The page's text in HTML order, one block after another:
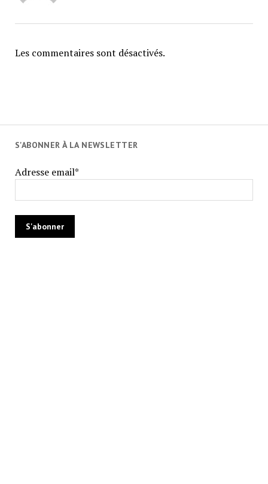
Les commentaires sont désactivés.
S'ABONNER À LA NEWSLETTER
Adresse email*